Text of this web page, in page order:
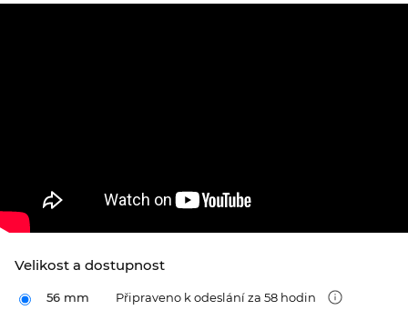
Velikost a dostupnost
56 mm Připraveno k odeslání za 58 hodin